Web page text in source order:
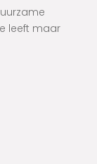
leeft maar